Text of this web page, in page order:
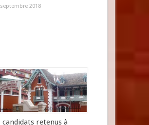
2018
candidats retenus à